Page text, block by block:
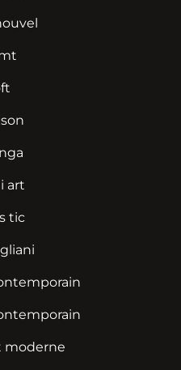
art
tic
moderne